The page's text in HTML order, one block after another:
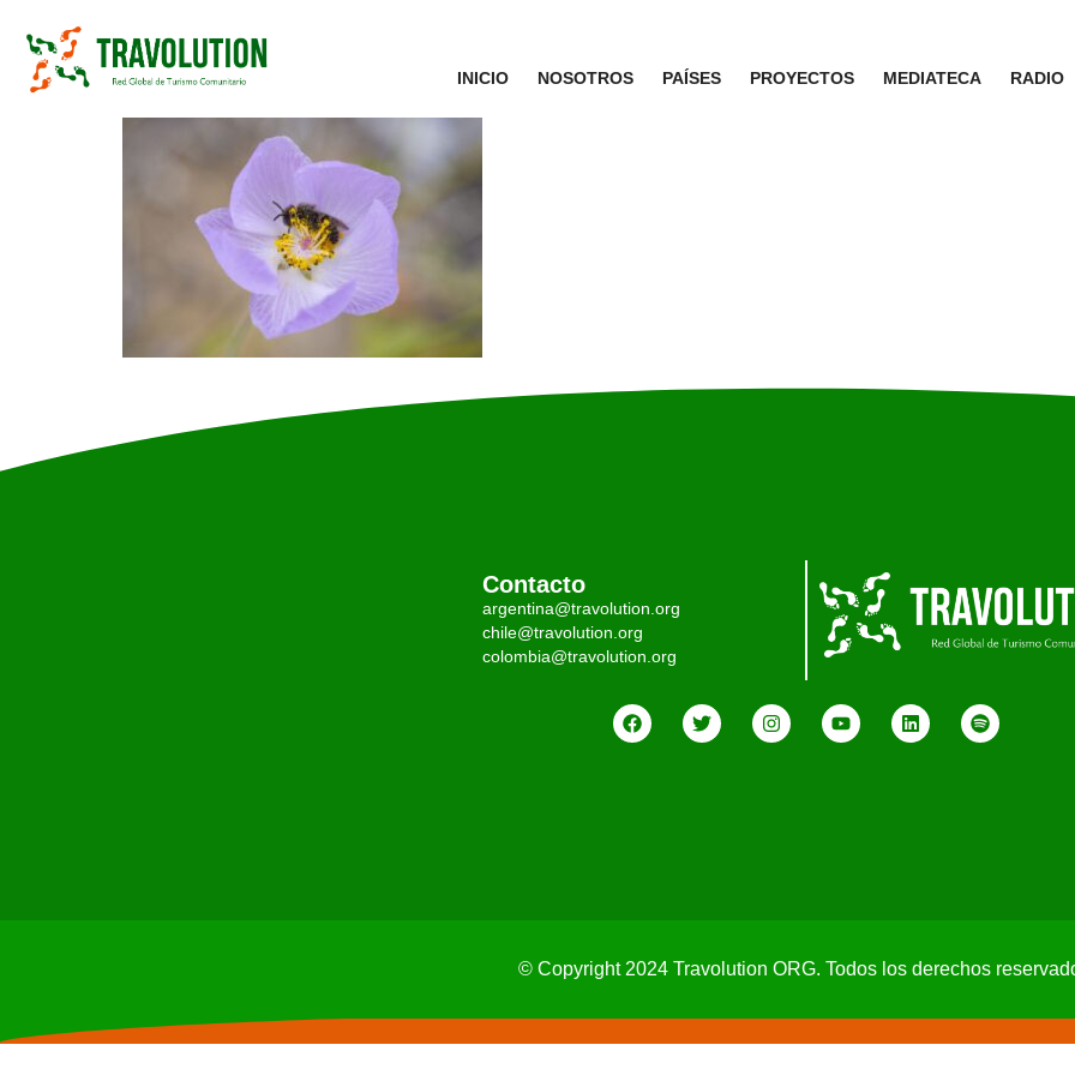
INICIO NOSOTROS PAÍSES PROYECTOS MEDIATECA RADIO
Contacto
argentina@travolution.org
chile@travolution.org
colombia@travolution.org
© Copyright 2024 Travolution ORG. Todos los derechos